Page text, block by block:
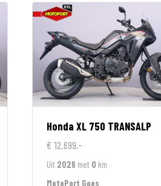
Honda XL 750 TRANSALP
€ 12.699,-
Uit 2026 met 0 km
MotoPort Goes